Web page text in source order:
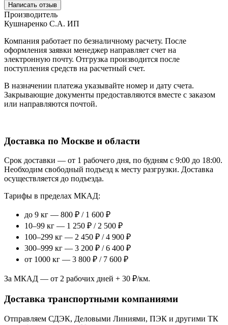
Написать отзыв
Производитель
Кушнаренко С.А. ИП
Компания работает по безналичному расчету. После
оформления заявки менеджер направляет счет на
электронную почту. Отгрузка производится после
поступления средств на расчетный счет.
В назначении платежа указывайте номер и дату счета.
Закрывающие документы предоставляются вместе с заказом
или направляются почтой.
Доставка по Москве и области
Срок доставки — от 1 рабочего дня, по будням с 9:00 до 18:00.
Необходим свободный подъезд к месту разгрузки. Доставка
осуществляется до подъезда.
Тарифы в пределах МКАД:
до 9 кг — 800 ₽ / 1 600 ₽
10–99 кг — 1 250 ₽ / 2 500 ₽
100–299 кг — 2 450 ₽ / 4 900 ₽
300–999 кг — 3 200 ₽ / 6 400 ₽
от 1000 кг — 3 800 ₽ / 7 600 ₽
За МКАД — от 2 рабочих дней + 30 ₽/км.
Доставка транспортными компаниями
Отправляем СДЭК, Деловыми Линиями, ПЭК и другими ТК